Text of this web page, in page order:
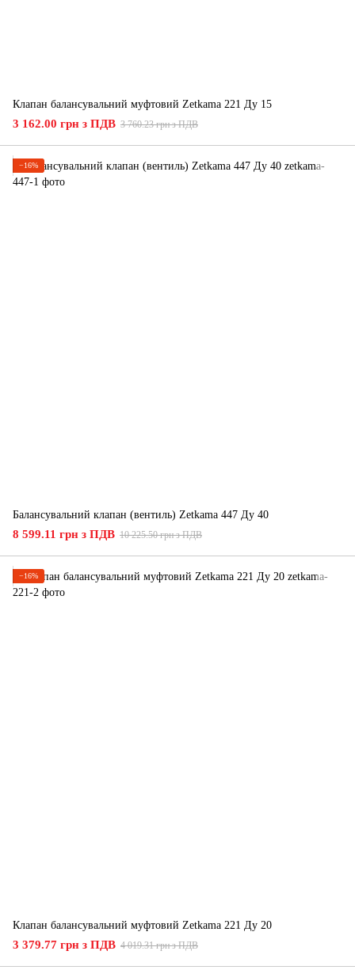
Клапан балансувальний муфтовий Zetkama 221 Ду 15
3 162.00 грн з ПДВ 3 760.23 грн з ПДВ
−16%
Балансувальний клапан (вентиль) Zetkama 447 Ду 40
8 599.11 грн з ПДВ 10 225.50 грн з ПДВ
−16%
Клапан балансувальний муфтовий Zetkama 221 Ду 20
3 379.77 грн з ПДВ 4 019.31 грн з ПДВ